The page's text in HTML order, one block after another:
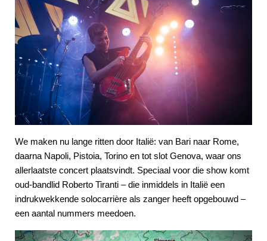
We maken nu lange ritten door Italië: van Bari naar Rome,
daarna Napoli, Pistoia, Torino en tot slot Genova, waar ons
allerlaatste concert plaatsvindt. Speciaal voor die show komt
oud-bandlid Roberto Tiranti – die inmiddels in Italië een
indrukwekkende solocarrière als zanger heeft opgebouwd –
een aantal nummers meedoen.